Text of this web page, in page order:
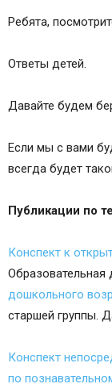
Ребята,
Ответы детей.
Давайте будем
Если мы с вами
всегда будет
Публикации по
Конспект к
Образовательная
дошкольного
старшей группы.
Конспект
по